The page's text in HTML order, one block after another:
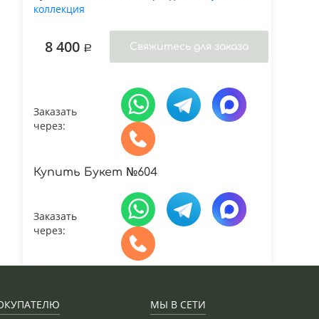
коллекция
8 400
Заказать
через:
Купить Букет №604
Заказать
через:
МЫ В СЕТИ